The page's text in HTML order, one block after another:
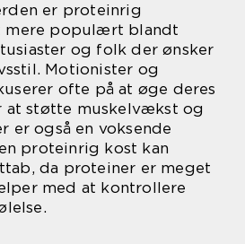
er proteinrig
mere populært blandt
og folk der ønsker
Motionister og
ofte på at øge deres
støtte muskelvækst og
er også en voksende
proteinrig kost kan
da proteiner er meget
med at kontrollere